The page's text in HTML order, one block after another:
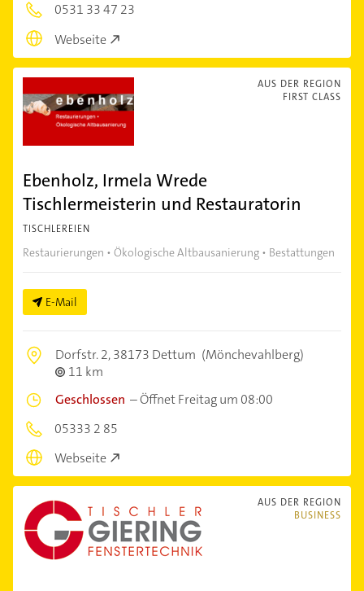
0531 33 47 23
Webseite
AUS DER REGION
FIRST CLASS
Ebenholz, Irmela Wrede
Tischlermeisterin und Restauratorin
TISCHLEREIEN
Restaurierungen • Ökologische Altbausanierung • Bestattungen
E-Mail
Dorfstr. 2,38173 Dettum (Mönchevahlberg)
11 km
Geschlossen –Öffnet Freitag um 08:00
05333 2 85
Webseite
AUS DER REGION
BUSINESS